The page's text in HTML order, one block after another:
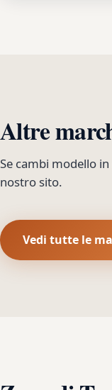
Altre
Se cambi modello
nostro sito.
Vedi tutte le